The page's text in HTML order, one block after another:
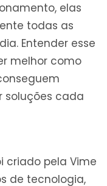
elas
todas as
Entender esse
melhor como
soluções cada
criado pela Vime
de tecnologia,